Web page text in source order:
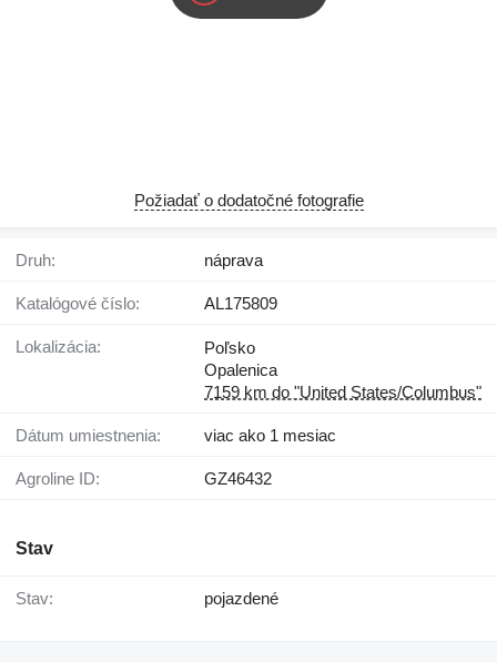
Požiadať o dodatočné fotografie
Druh: náprava
Katalógové číslo: AL175809
Lokalizácia:
Poľsko
Opalenica
7159 km do "United States/Columbus"
Dátum umiestnenia: viac ako 1 mesiac
Agroline ID: GZ46432
Stav
Stav: pojazdené